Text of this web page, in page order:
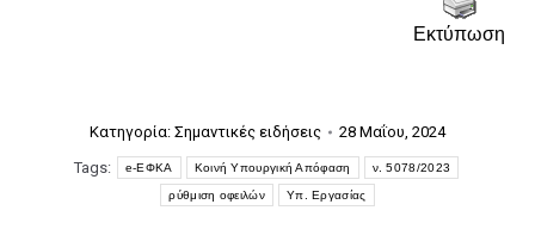
Εκτύπωση
Κατηγορία: Σημαντικές ειδήσεις
28 Μαΐου, 2024
Tags:
e-ΕΦΚΑ Κοινή Υπουργική Απόφαση ν. 5078/2023
ρύθμιση οφειλών Υπ. Εργασίας